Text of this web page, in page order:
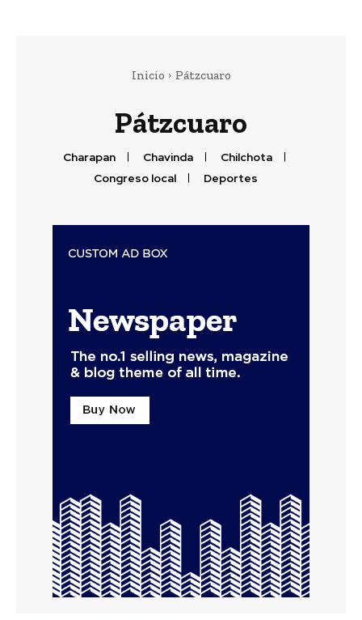
Inicio Pátzcuaro
Pátzcuaro
Charapan Chavinda
Chilchota
Congreso local
Deportes